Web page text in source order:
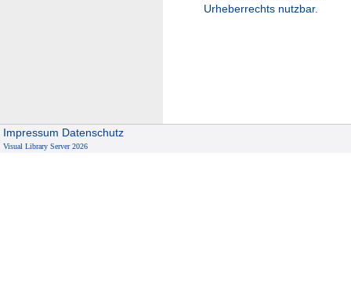
Urheberrechts nutzbar.
Impressum Datenschutz
Visual Library Server 2026